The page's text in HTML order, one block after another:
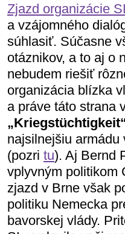
Zjazd organizácie
a vzájomného
súhlasiť. Súčasne
otáznikov, a to aj o
nebudem riešiť
organizácia blízka
a práve táto strana
najsilnejšiu
(pozri tu). Aj Bernd
vplyvným politikom
zjazd v Brne však
politiku Nemecka
bavorskej vlády.